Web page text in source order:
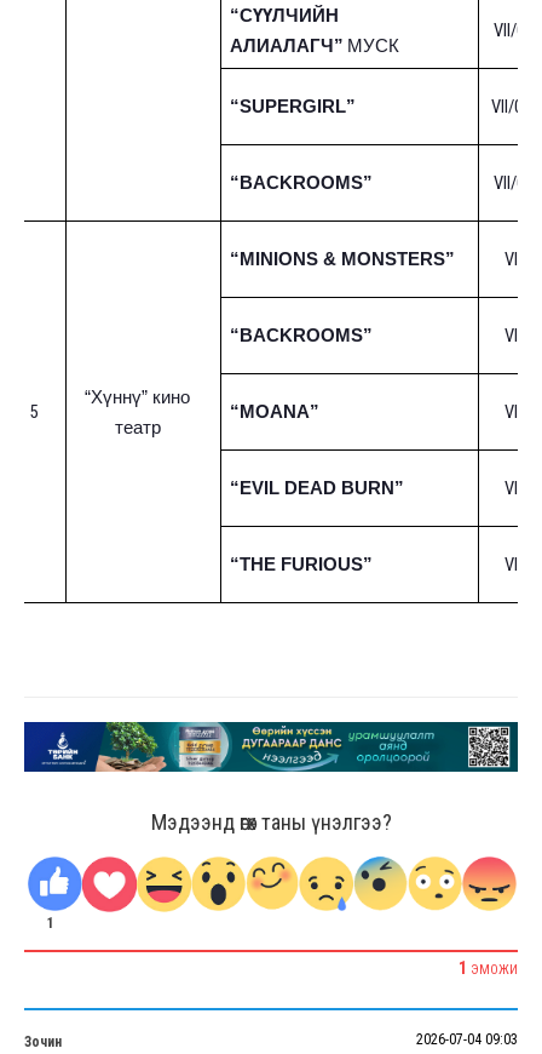
“СҮҮЛЧИЙН
АЛИАЛАГЧ” МУСК
VII/01-
“SUPERGIRL” VII/01-
“BACKROOMS” VII/01-
5
“Хүннү” кино
театр
“MINIONS & MONSTERS” VII/
“BACKROOMS” VII/
“MOANA” VII/
“EVIL DEAD BURN” VII/
“THE FURIOUS” VII/
Мэдээнд өгөх таны үнэлгээ?
1
1 ЭМОЖИ
Зочин 2026-07-04 09:03